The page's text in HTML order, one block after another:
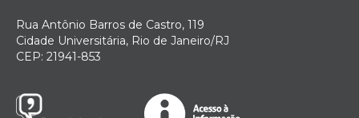
Rua Antônio Barros de Castro, 119
Cidade Universitária, Rio de Janeiro/RJ
CEP: 21941-853